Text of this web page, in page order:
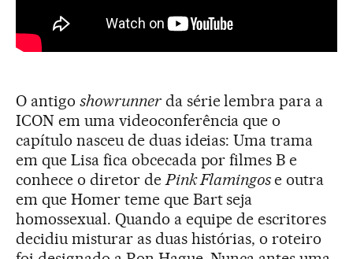
O antigo showrunnerda série lembra para a
ICON em uma videoconferência que o
capítulo nasceu de duas ideias: Uma trama
em que Lisa fica obcecada por filmes B e
conhece o diretor de Pink Flamingose outra
em que Homer teme que Bart seja
homossexual. Quando a equipe de escritores
decidiu misturar as duas histórias, o roteiro